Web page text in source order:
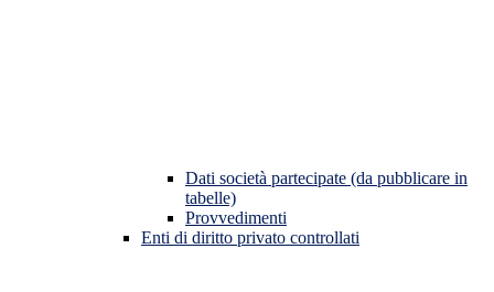
Dati società partecipate (da pubblicare in
tabelle)
Provvedimenti
Enti di diritto privato controllati